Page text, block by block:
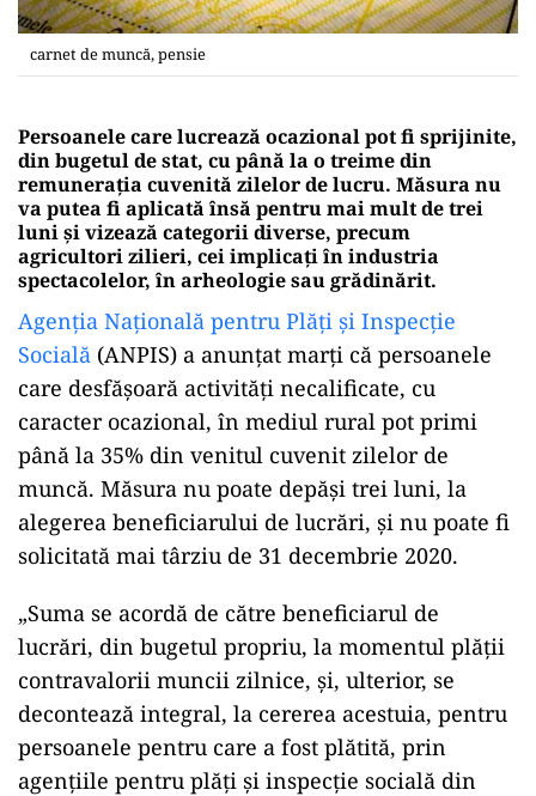
carnet de muncă, pensie
Persoanele care lucrează ocazional pot fi sprijinite,
din bugetul de stat, cu până la o treime din
remunerația cuvenită zilelor de lucru. Măsura nu
va putea fi aplicată însă pentru mai mult de trei
luni și vizează categorii diverse, precum
agricultori zilieri, cei implicați în industria
spectacolelor, în arheologie sau grădinărit.
Agenția Națională pentru Plăți și Inspecție
Socială (ANPIS) a anunțat marți că persoanele
care desfăşoară activităţi necalificate, cu
caracter ocazional, în mediul rural pot primi
până la 35% din venitul cuvenit zilelor de
muncă. Măsura nu poate depăși trei luni, la
alegerea beneficiarului de lucrări, și nu poate fi
solicitată mai târziu de 31 decembrie 2020.
„Suma se acordă de către beneficiarul de
lucrări, din bugetul propriu, la momentul plăţii
contravalorii muncii zilnice, şi, ulterior, se
decontează integral, la cererea acestuia, pentru
persoanele pentru care a fost plătită, prin
agențiile pentru plăți și inspecție socială din